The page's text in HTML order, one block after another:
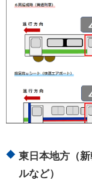
東日本地方（
ルなど）